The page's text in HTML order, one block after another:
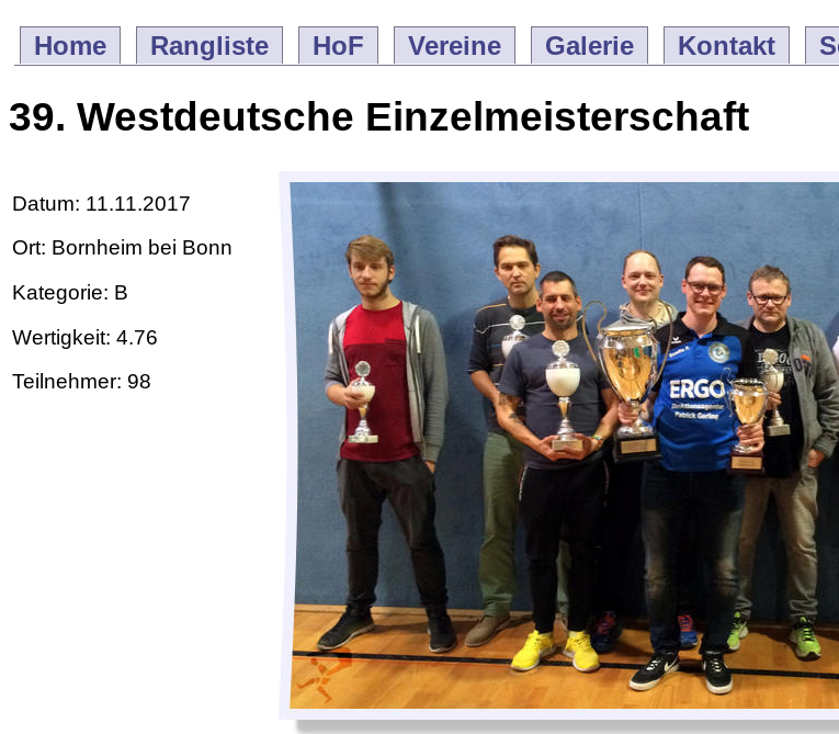
Home Rangliste HoF Vereine Galerie Kontakt
39. Westdeutsche Einzelmeisterschaft
Datum: 11.11.2017
Ort: Bornheim bei Bonn
Kategorie: B
Wertigkeit: 4.76
Teilnehmer: 98